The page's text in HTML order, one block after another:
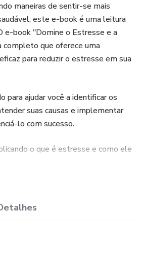
maneiras de sentir-se mais
este e-book é uma leitura
e-book "Domine o Estresse e a
completo que oferece uma
para reduzir o estresse em sua
para ajudar você a identificar os
suas causas e implementar
lo com sucesso.
o que é estresse e como ele
para reduzir os níveis de estresse,
de uma rotina de sono adequada, e
Ele também discute maneiras de